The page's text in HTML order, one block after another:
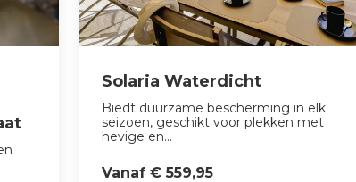
Solaria Waterdicht
Biedt duurzame bescherming in elk
seizoen, geschikt voor plekken met
hevige en...
Vanaf € 559,95